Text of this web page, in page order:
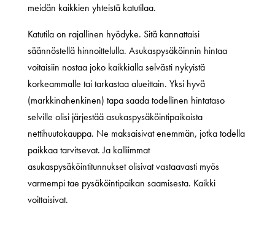
meidän kaikkien yhteistä katutilaa.
Katutila on rajallinen hyödyke. Sitä kannattaisi
säännöstellä hinnoittelulla. Asukaspysäköinnin hintaa
voitaisiin nostaa joko kaikkialla selvästi nykyistä
korkeammalle tai tarkastaa alueittain. Yksi hyvä
(markkinahenkinen) tapa saada todellinen hintataso
selville olisi järjestää asukaspysäköintipaikoista
nettihuutokauppa. Ne maksaisivat enemmän, jotka todella
paikkaa tarvitsevat. Ja kalliimmat
asukaspysäköintitunnukset olisivat vastaavasti myös
varmempi tae pysäköintipaikan saamisesta. Kaikki
voittaisivat.